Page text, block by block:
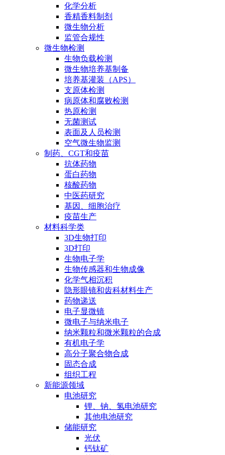
化学分析
香精香料制剂
微生物分析
监管合规性
微生物检测
生物负载检测
微生物培养基制备
培养基灌装（APS）
支原体检测
病原体和腐败检测
热原检测
无菌测试
表面及人员检测
空气微生物监测
制药、CGT和疫苗
抗体药物
蛋白药物
核酸药物
中医药研究
基因、细胞治疗
疫苗生产
材料科学类
3D生物打印
3D打印
生物电子学
生物传感器和生物成像
化学气相沉积
隐形眼镜和齿科材料生产
药物递送
电子显微镜
微电子与纳米电子
纳米颗粒和微米颗粒的合成
有机电子学
高分子聚合物合成
固态合成
组织工程
新能源领域
电池研究
锂、钠、氢电池研究
其他电池研究
储能研究
光伏
钙钛矿